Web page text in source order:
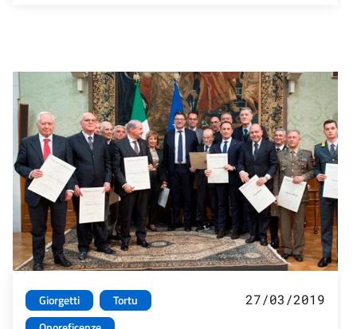
Giorgetti
Tortu
27/03/2019